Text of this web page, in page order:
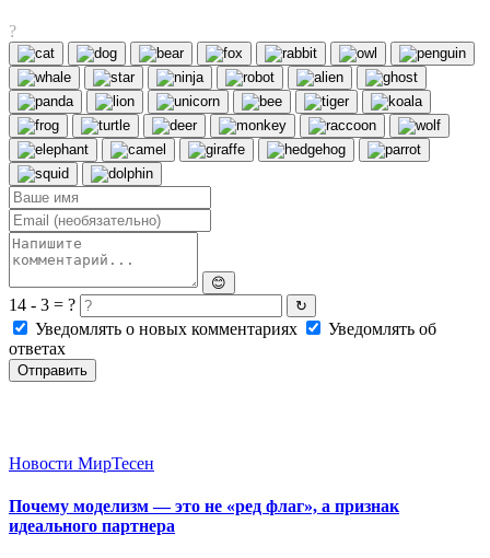
?
😊
14 - 3 = ? ↻
Уведомлять о новых комментариях
Уведомлять об
ответах
Отправить
Новости МирТесен
Почему моделизм — это не «ред флаг», а признак
идеального партнера